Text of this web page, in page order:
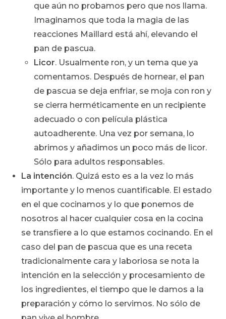
que aún no probamos pero que nos llama.
Imaginamos que toda la magia de las
reacciones Maillard está ahí, elevando el
pan de pascua.
Licor. Usualmente ron, y un tema que ya
comentamos. Después de hornear, el pan
de pascua se deja enfriar, se moja con ron y
se cierra herméticamente en un recipiente
adecuado o con película plástica
autoadherente. Una vez por semana, lo
abrimos y añadimos un poco más de licor.
Sólo para adultos responsables.
La intención. Quizá esto es a la vez lo más
importante y lo menos cuantificable. El estado
en el que cocinamos y lo que ponemos de
nosotros al hacer cualquier cosa en la cocina
se transfiere a lo que estamos cocinando. En el
caso del pan de pascua que es una receta
tradicionalmente cara y laboriosa se nota la
intención en la selección y procesamiento de
los ingredientes, el tiempo que le damos a la
preparación y cómo lo servimos. No sólo de